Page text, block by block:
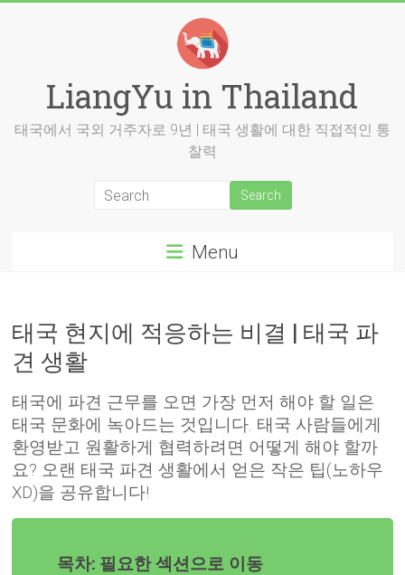
LiangYu in Thailand
태국에서 국외 거주자로 9년 | 태국 생활에 대한 직접적인 통
찰력
Menu
태국 현지에 적응하는 비결 | 태국 파
견 생활
태국에 파견 근무를 오면 가장 먼저 해야 할 일은
태국 문화에 녹아드는 것입니다. 태국 사람들에게
환영받고 원활하게 협력하려면 어떻게 해야 할까
요? 오랜 태국 파견 생활에서 얻은 작은 팁(노하우
XD)을 공유합니다!
목차: 필요한 섹션으로 이동